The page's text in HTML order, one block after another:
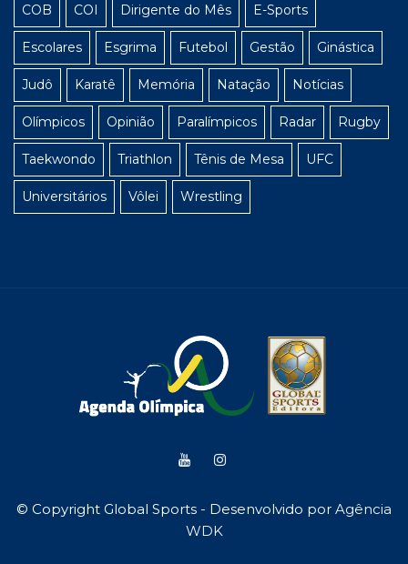
COB COI Dirigente do Mês E-Sports
Escolares Esgrima Futebol Gestão Ginástica
Judô Karatê Memória Natação Notícias
Olímpicos Opinião Paralímpicos Radar Rugby
Taekwondo Triathlon Tênis de Mesa UFC
Universitários Vôlei Wrestling
© Copyright Global Sports - Desenvolvido por Agência
WDK